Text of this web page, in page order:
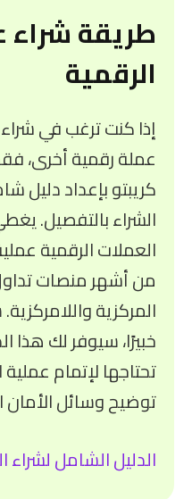
طريقة شراء
الرقمية
إذا كنت ترغب في
عملة رقمية أخرى،
كريبتو بإعداد
الشراء بالتفصيل.
العملات الرقمية
من أشهر منصات
المركزية
خبيرًا، سيوفر لك هذا
تحتاجها لإتمام
توضيح وسائل
الدليل الشامل لشراء